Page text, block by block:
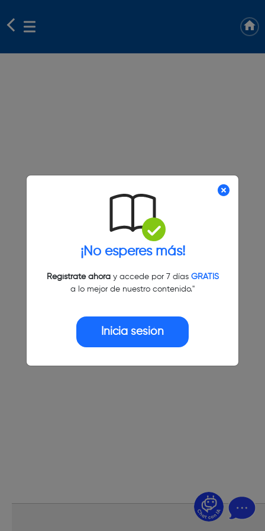
¡No esperes más!
Regístrate ahoray accede por 7 días GRATIS
a lo mejor de nuestro contenido."
Inicia sesión